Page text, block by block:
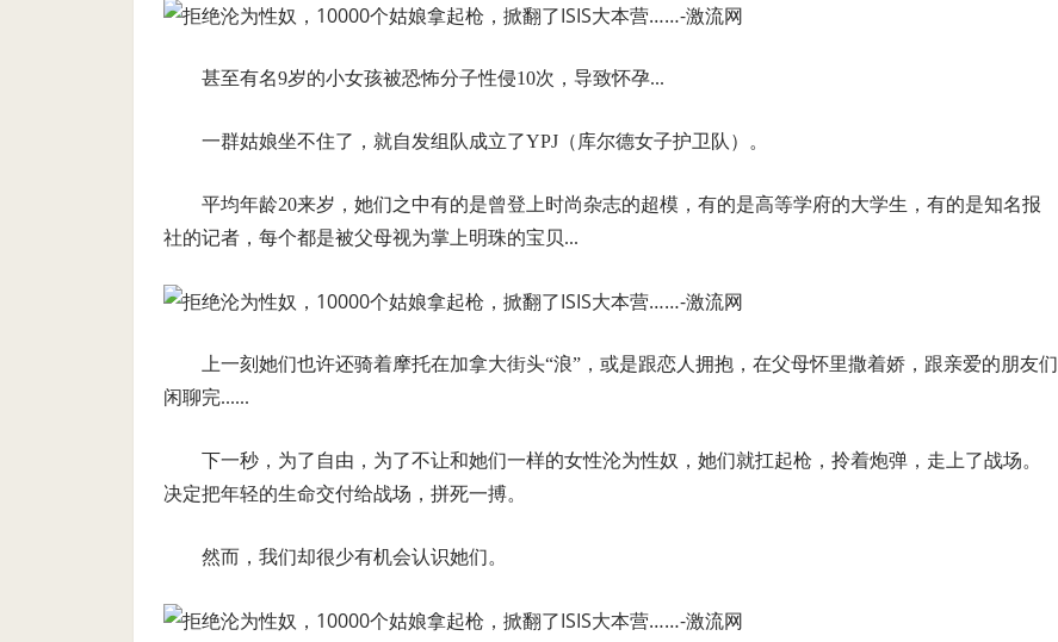
甚至有名9岁的小女孩被恐怖分子性侵10次，导致怀孕...
一群姑娘坐不住了，就自发组队成立了YPJ（库尔德女子护卫队）。
平均年龄20来岁，她们之中有的是曾登上时尚杂志的超模，有的是高等学府的大学生，有的是知名报
社的记者，每个都是被父母视为掌上明珠的宝贝...
上一刻她们也许还骑着摩托在加拿大街头“浪”，或是跟恋人拥抱，在父母怀里撒着娇，跟亲爱的朋友们
闲聊完......
下一秒，为了自由，为了不让和她们一样的女性沦为性奴，她们就扛起枪，拎着炮弹，走上了战场。
决定把年轻的生命交付给战场，拼死一搏。
然而，我们却很少有机会认识她们。